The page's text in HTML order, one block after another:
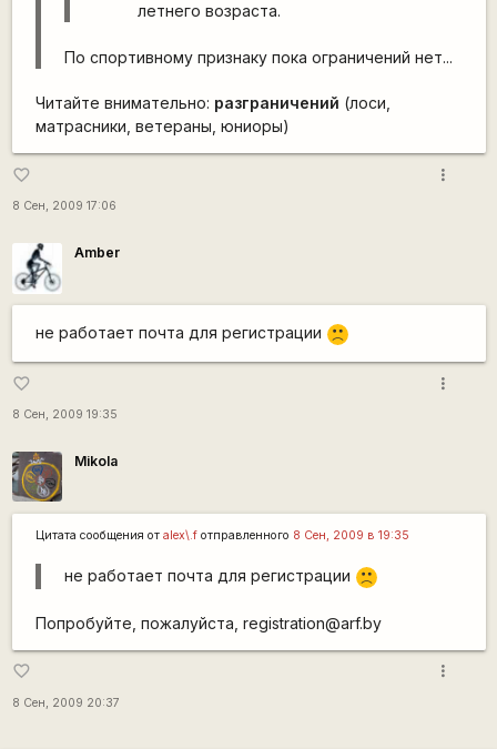
летнего возраста.
По спортивному признаку пока ограничений нет...
Читайте внимательно: разграничений (лоси,
матрасники, ветераны, юниоры)
favorite_border
8 Сен, 2009 17:06
more_vert
Amber
не работает почта для регистрации :(
favorite_border
8 Сен, 2009 19:35
more_vert
Mikola
Цитата сообщения от alex\.fотправленного 8 Сен, 2009 в 19:35
не работает почта для регистрации :(
Попробуйте, пожалуйста, registration@arf.by
favorite_border
8 Сен, 2009 20:37
more_vert